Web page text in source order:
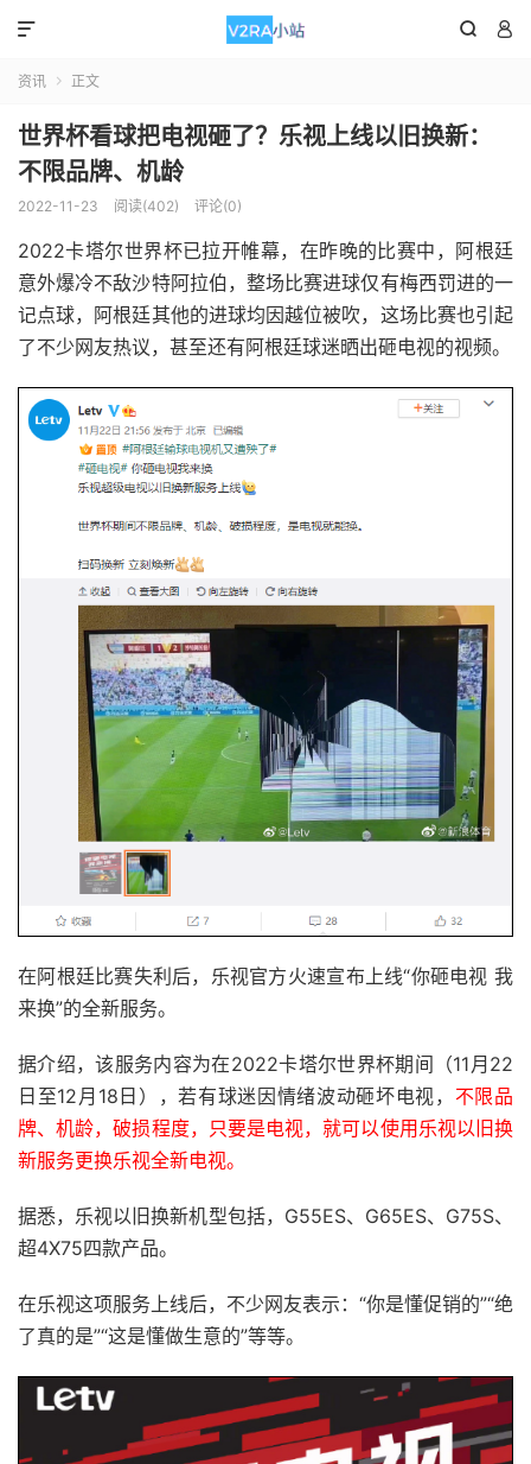
 

资讯  正文
世界杯看球把电视砸了？乐视上线以旧换新：
不限品牌、机龄
2022-11-23 阅读(402) 评论(0)
2022卡塔尔世界杯已拉开帷幕，在昨晚的比赛中，阿根廷
意外爆冷不敌沙特阿拉伯，整场比赛进球仅有梅西罚进的一
记点球，阿根廷其他的进球均因越位被吹，这场比赛也引起
了不少网友热议，甚至还有阿根廷球迷晒出砸电视的视频。
在阿根廷比赛失利后，乐视官方火速宣布上线“你砸电视 我
来换”的全新服务。
据介绍，该服务内容为在2022卡塔尔世界杯期间（11月22
日至12月18日），若有球迷因情绪波动砸坏电视， 不限品
牌、机龄，破损程度，只要是电视，就可以使用乐视以旧换
新服务更换乐视全新电视。
据悉，乐视以旧换新机型包括，G55ES、G65ES、G75S、
超4X75四款产品。
在乐视这项服务上线后，不少网友表示：“你是懂促销的”“绝
了真的是”“这是懂做生意的”等等。